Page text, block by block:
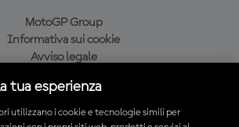
MotoGP Group
Informativa sui cookie
Avviso legale
Condizioni di acquisto
tua esperienza
utilizzano i cookie e tecnologie simili per